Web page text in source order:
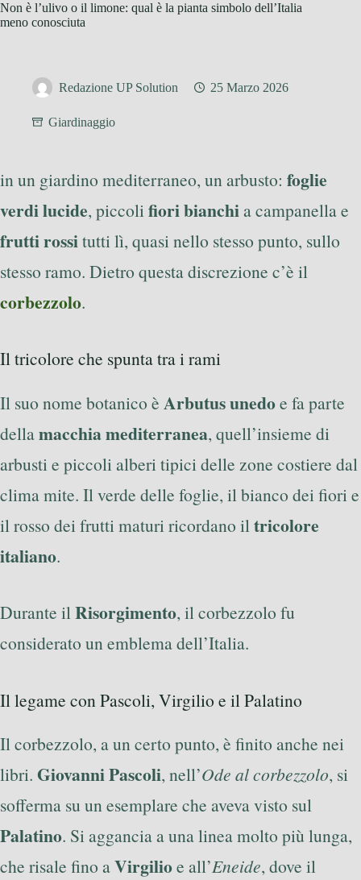
Non è l’ulivo o il limone: qual è la pianta simbolo dell’Italia
meno conosciuta
Redazione UP Solution 25 Marzo 2026
Giardinaggio
in un giardino mediterraneo, un arbusto: foglie
verdi lucide, piccolifiori bianchia campanella e
frutti rossitutti lì, quasi nello stesso punto, sullo
stesso ramo. Dietro questa discrezione c’è il
corbezzolo.
Il tricolore che spunta tra i rami
Il suo nome botanico è Arbutus unedoe fa parte
dellamacchia mediterranea, quell’insieme di
arbusti e piccoli alberi tipici delle zone costiere dal
clima mite. Il verde delle foglie, il bianco dei fiori e
il rosso dei frutti maturi ricordano iltricolore
italiano.
Durante ilRisorgimento, il corbezzolo fu
considerato un emblema dell’Italia.
Il legame con Pascoli, Virgilio e il Palatino
Il corbezzolo, a un certo punto, è finito anche nei
libri. Giovanni Pascoli, nell’Ode al corbezzolo, si
sofferma su un esemplare che aveva visto sul
Palatino. Si aggancia a una linea molto più lunga,
che risale fino aVirgilioe all’Eneide, dove il